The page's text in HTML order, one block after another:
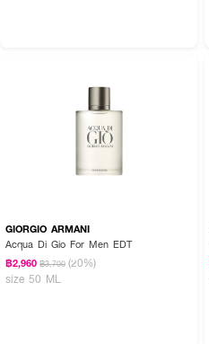
GIORGIO ARMANI
Acqua Di Gio For Men EDT
฿2,960 ฿3,700 (20%)
size 50 ML